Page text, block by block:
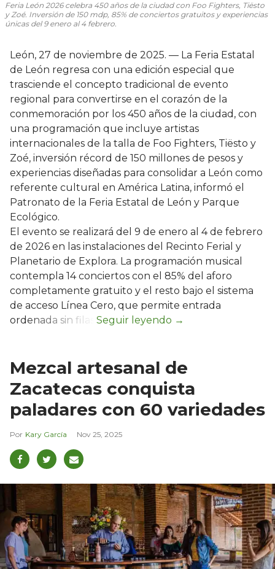
Feria León 2026 celebra 450 años de la ciudad con Foo Fighters, Tiësto
y Zoé. Inversión de 150 mdp, 85% de conciertos gratuitos y experiencias
únicas del 9 enero al 4 febrero.
León, 27 de noviembre de 2025. — La Feria Estatal
de León regresa con una edición especial que
trasciende el concepto tradicional de evento
regional para convertirse en el corazón de la
conmemoración por los 450 años de la ciudad, con
una programación que incluye artistas
internacionales de la talla de Foo Fighters, Tiësto y
Zoé, inversión récord de 150 millones de pesos y
experiencias diseñadas para consolidar a León como
referente cultural en América Latina, informó el
Patronato de la Feria Estatal de León y Parque
Ecológico.
El evento se realizará del 9 de enero al 4 de febrero
de 2026 en las instalaciones del Recinto Ferial y
Planetario de Explora. La programación musical
contempla 14 conciertos con el 85% del aforo
completamente gratuito y el resto bajo el sistema
de acceso Línea Cero, que permite entrada
ordenada sin filas.
Mezcal artesanal de
Zacatecas conquista
paladares con 60 variedades
Kary García Nov 25, 2025